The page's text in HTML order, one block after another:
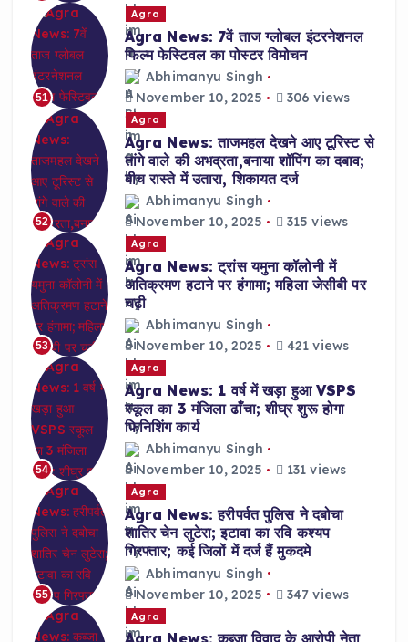
51
Agra
Agra News: 7वें ताज ग्लोबल इंटरनेशनल
फिल्म फेस्टिवल का पोस्टर विमोचन
Abhimanyu Singh
November 10, 2025
306 views
52
Agra
Agra News: ताजमहल देखने आए टूरिस्ट से
तांगे वाले की अभद्रता,बनाया शॉपिंग का दबाव;
बीच रास्ते में उतारा, शिकायत दर्ज
Abhimanyu Singh
November 10, 2025
315 views
53
Agra
Agra News: ट्रांस यमुना कॉलोनी में
अतिक्रमण हटाने पर हंगामा; महिला जेसीबी पर
चढ़ी
Abhimanyu Singh
November 10, 2025
421 views
54
Agra
Agra News: 1 वर्ष में खड़ा हुआ VSPS
स्कूल का 3 मंजिला ढाँचा; शीघ्र शुरू होगा
फिनिशिंग कार्य
Abhimanyu Singh
November 10, 2025
131 views
55
Agra
Agra News: हरीपर्वत पुलिस ने दबोचा
शातिर चेन लुटेरा; इटावा का रवि कश्यप
गिरफ्तार; कई जिलों में दर्ज हैं मुकदमे
Abhimanyu Singh
November 10, 2025
347 views
Agra